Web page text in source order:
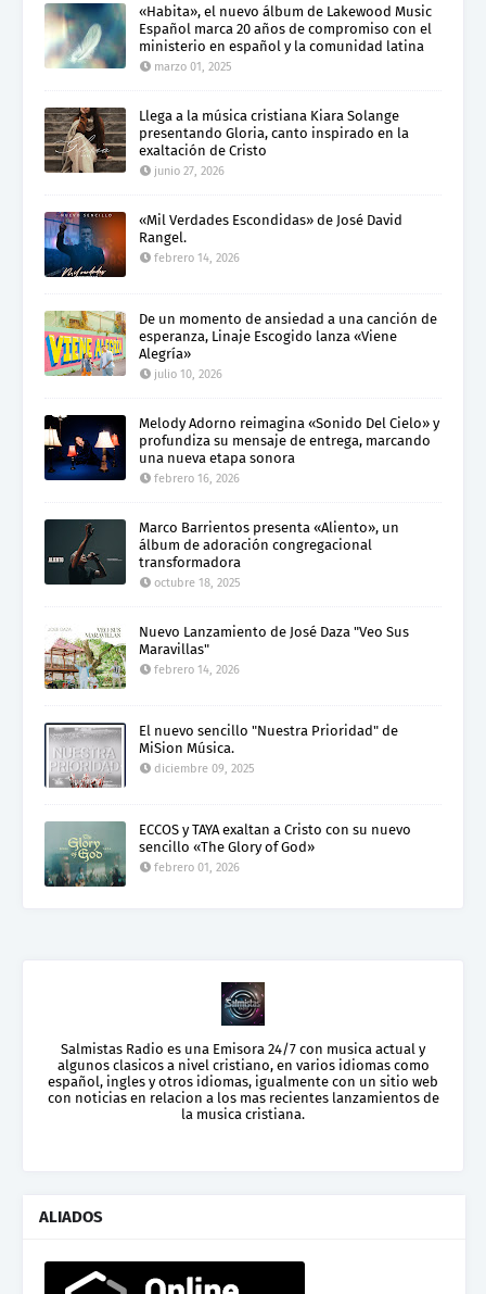
«Habita», el nuevo álbum de Lakewood Music
Español marca 20 años de compromiso con el
ministerio en español y la comunidad latina
marzo 01, 2025
Llega a la música cristiana Kiara Solange
presentando Gloria, canto inspirado en la
exaltación de Cristo
junio 27, 2026
«Mil Verdades Escondidas» de José David
Rangel.
febrero 14, 2026
De un momento de ansiedad a una canción de
esperanza, Linaje Escogido lanza «Viene
Alegría»
julio 10, 2026
Melody Adorno reimagina «Sonido Del Cielo» y
profundiza su mensaje de entrega, marcando
una nueva etapa sonora
febrero 16, 2026
Marco Barrientos presenta «Aliento», un
álbum de adoración congregacional
transformadora
octubre 18, 2025
Nuevo Lanzamiento de José Daza "Veo Sus
Maravillas"
febrero 14, 2026
El nuevo sencillo "Nuestra Prioridad" de
MiSion Música.
diciembre 09, 2025
ECCOS y TAYA exaltan a Cristo con su nuevo
sencillo «The Glory of God»
febrero 01, 2026
Salmistas Radio es una Emisora 24/7 con musica actual y
algunos clasicos a nivel cristiano, en varios idiomas como
español, ingles y otros idiomas, igualmente con un sitio web
con noticias en relacion a los mas recientes lanzamientos de
la musica cristiana.
ALIADOS